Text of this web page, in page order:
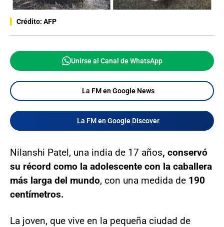
Crédito: AFP
Unirse al Canal de WhatsApp
La FM en Google News
La FM en Google Discover
Nilanshi Patel, una india de 17 años, conservó
su récord como la adolescente con la caballera
más larga del mundo, con una medida de 190
centímetros.
La joven, que vive en la pequeña ciudad de